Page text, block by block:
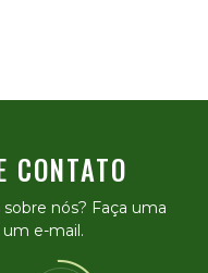
CONTATO
nós? Faça uma
e-mail.